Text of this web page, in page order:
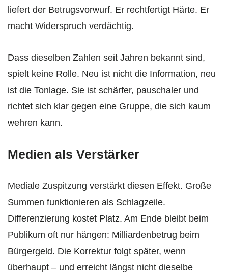
liefert der Betrugsvorwurf. Er rechtfertigt Härte. Er
macht Widerspruch verdächtig.
Dass dieselben Zahlen seit Jahren bekannt sind,
spielt keine Rolle. Neu ist nicht die Information, neu
ist die Tonlage. Sie ist schärfer, pauschaler und
richtet sich klar gegen eine Gruppe, die sich kaum
wehren kann.
Medien als Verstärker
Mediale Zuspitzung verstärkt diesen Effekt. Große
Summen funktionieren als Schlagzeile.
Differenzierung kostet Platz. Am Ende bleibt beim
Publikum oft nur hängen: Milliardenbetrug beim
Bürgergeld. Die Korrektur folgt später, wenn
überhaupt – und erreicht längst nicht dieselbe